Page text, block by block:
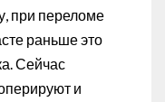
при переломе
раньше это
Сейчас
и